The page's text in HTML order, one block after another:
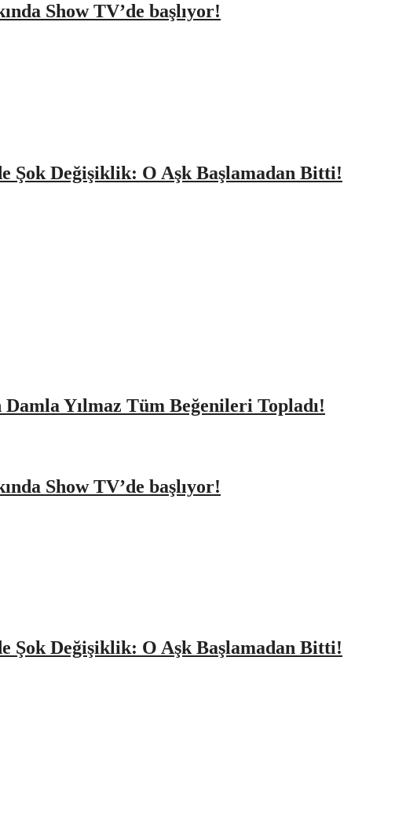
Show TV’de başlıyor!
Şok Değişiklik: O Aşk Başlamadan Bitti!
Yılmaz Tüm Beğenileri Topladı!
Show TV’de başlıyor!
Şok Değişiklik: O Aşk Başlamadan Bitti!